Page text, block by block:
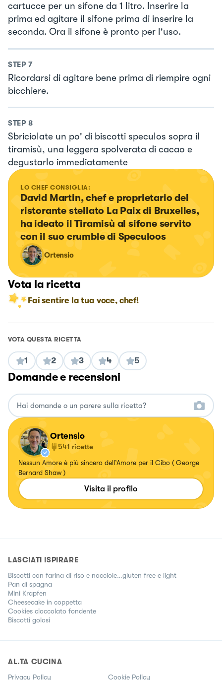
cartucce per un sifone da 1 litro. Inserire la
prima ed agitare il sifone prima di inserire la
seconda. Ora il sifone è pronto per l'uso.
STEP 7
Ricordarsi di agitare bene prima di riempire ogni
bicchiere.
STEP 8
Sbriciolate un po' di biscotti speculos sopra il
tiramisù, una leggera spolverata di cacao e
degustarlo immediatamente
LO CHEF CONSIGLIA:
David Martin, chef e proprietario del
ristorante stellato La Paix di Bruxelles,
ha ideato il Tiramisù al sifone servito
con il suo crumble di Speculoos
Ortensio
Vota la ricetta
Fai sentire la tua voce, chef!
VOTA QUESTA RICETTA
1 2 3 4 5
Domande e recensioni
Ortensio
541 ricette
Nessun Amore è più sincero dell’Amore per il Cibo ( George
Bernard Shaw )
Visita il profilo
LASCIATI ISPIRARE
Biscotti con farina di riso e nocciole…gluten free e light
Pan di spagna
Mini Krapfen
Cheesecake in coppetta
Cookies cioccolato fondente
Biscotti golosi
AL.TA CUCINA
Privacy Policy Cookie Policy